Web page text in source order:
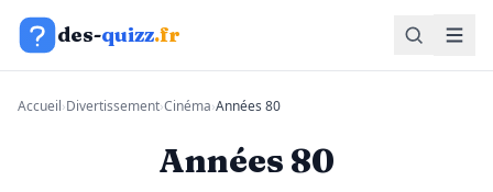
Aller au contenu
des-quizz.fr
Accueil›Divertissement›Cinéma›Années 80
Années 80